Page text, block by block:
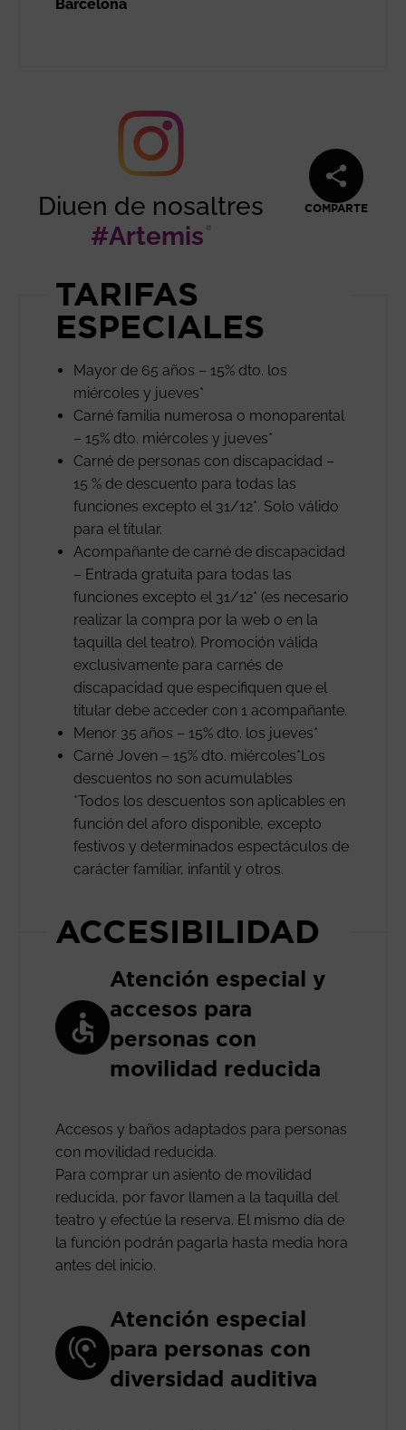
Barcelona
Diuen de nosaltres
#Artemis
COMPARTE
TARIFAS
ESPECIALES
Mayor de 65 años – 15% dto. los
miércoles y jueves*
Carné familia numerosa o monoparental
– 15% dto. miércoles y jueves*
Carné de personas con discapacidad –
15 % de descuento para todas las
funciones excepto el 31/12*. Solo válido
para el titular.
Acompañante de carné de discapacidad
– Entrada gratuita para todas las
funciones excepto el 31/12* (es necesario
realizar la compra por la web o en la
taquilla del teatro). Promoción válida
exclusivamente para carnés de
discapacidad que especifiquen que el
titular debe acceder con 1 acompañante.
Menor 35 años – 15% dto. los jueves*
Carné Joven – 15% dto. miércoles*Los
descuentos no son acumulables
*Todos los descuentos son aplicables en
función del aforo disponible, excepto
festivos y determinados espectáculos de
carácter familiar, infantil y otros.
ACCESIBILIDAD
Atención especial y
accesos para
personas con
movilidad reducida
Accesos y baños adaptados para personas
con movilidad reducida.
Para comprar un asiento de movilidad
reducida, por favor llamen a la taquilla del
teatro y efectúe la reserva. El mismo día de
la función podrán pagarla hasta media hora
antes del inicio.
Atención especial
para personas con
diversidad auditiva